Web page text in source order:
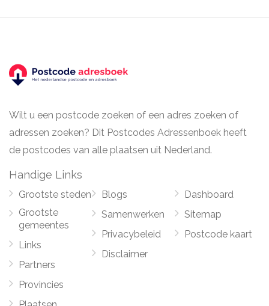
Wilt u een postcode zoeken of een adres zoeken of
adressen zoeken? Dit Postcodes Adressenboek heeft
de postcodes van alle plaatsen uit Nederland.
Handige Links
Grootste steden
Grootste
gemeentes
Links
Partners
Provincies
Blogs
Samenwerken
Privacybeleid
Disclaimer
Dashboard
Sitemap
Postcode kaart